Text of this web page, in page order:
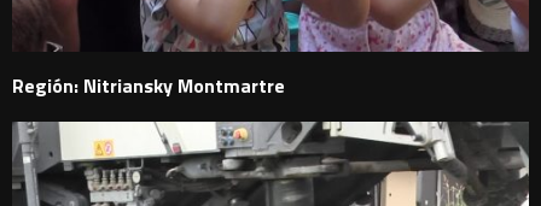
Región: Nitriansky Montmartre